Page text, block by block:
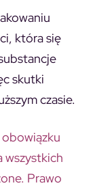
która się
skutki
czasie.
wszystkich
Prawo